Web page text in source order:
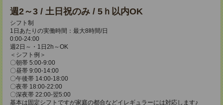
週2～3 / 土日祝のみ / 5ｈ以内OK
シフト制
1日あたりの実働時間：最大8時間/日
0:00-24:00
週2日～・1日2h～OK
＜シフト例＞
〇朝帯 5:00-9:00
〇昼帯 9:00-14:00
〇午後帯 14:00-18:00
〇夜帯 18:00-22:00
〇深夜帯 22:00-翌5:00
基本は固定シフトですが家庭の都合などイレギュラーには対応します♪